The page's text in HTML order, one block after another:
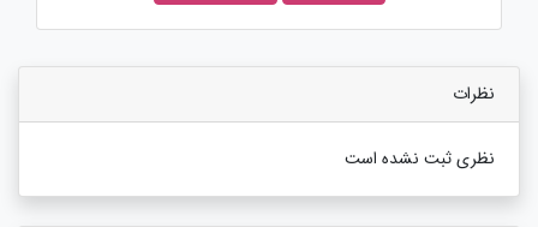
نظرات
نظری ثبت نشده است